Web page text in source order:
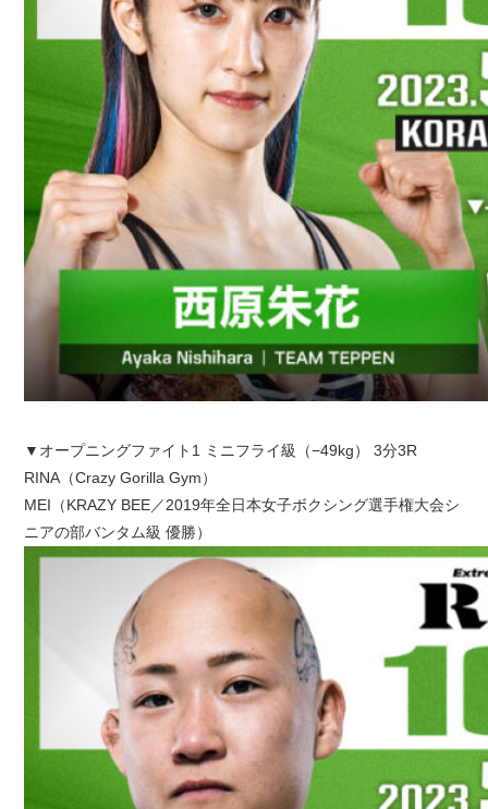
▼オープニングファイト1 ミニフライ級（−49kg） 3分3R
RINA（Crazy Gorilla Gym）
MEI（KRAZY BEE／2019年全日本女子ボクシング選手権大会シ
ニアの部バンタム級 優勝）